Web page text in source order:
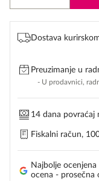
Marks
Cream
150ml
količinaDostava
Preuzimanje u
- U prodavnici,
14 dana povraćaj
Fiskalni račun,
Najbolje
ocena - prosečna